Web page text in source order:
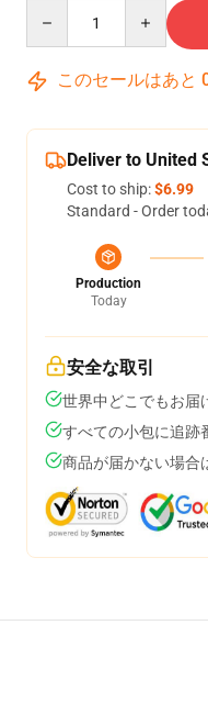
このセールはあと
Deliver to United
Cost to ship:$6.99
Standard - Order
Production
Today
安全な取引
世界中どこでもお届
すべての小包に追跡
商品が届かない場合